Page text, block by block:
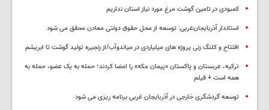
کمبودی در تامین گوشت مرغ مورد نیاز استان نداریم
استاندار آذربایجان‌غربی: توسعه از محل حقوق دولتی معادن محقق می شود
افتتاح و کلنگ زنی پروژه های میلیاردی در میاندوآب/از زنجیره تولید گوشت تا ابریشم
ترکیه، عربستان و پاکستان «پیمان مکه» را امضا کردند؛ حمله به یک عضو، حمله به
همه است + فیلم
توسعه گردشگری خارجی در آذربایجان غربی برنامه ریزی می شود